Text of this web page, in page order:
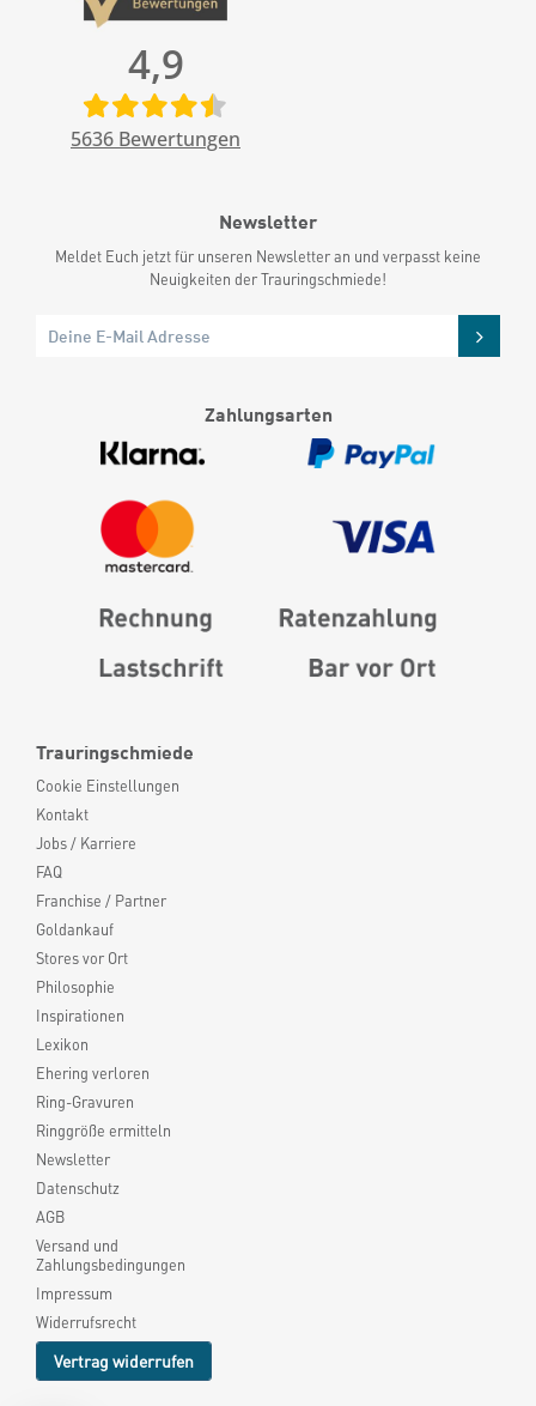
Trauringschmiede
Cookie Einstellungen
Kontakt
Jobs / Karriere
FAQ
Franchise / Partner
Goldankauf
Stores vor Ort
Philosophie
Inspirationen
Lexikon
Ehering verloren
Ring-Gravuren
Ringgröße ermitteln
Newsletter
Datenschutz
AGB
Versand und
Zahlungsbedingungen
Impressum
Widerrufsrecht
Vertrag widerrufen
4,9
5636 Bewertungen
Newsletter
Meldet Euch jetzt für unseren Newsletter an und verpasst keine
Neuigkeiten der Trauringschmiede!
Zahlungsarten